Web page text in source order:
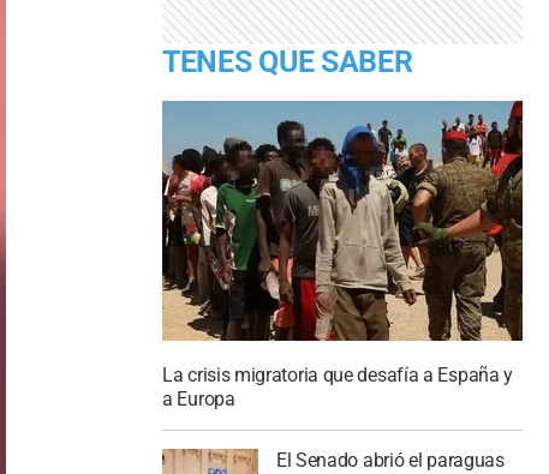
TENES QUE SABER
La crisis migratoria que desafía a España y
a Europa
El Senado abrió el paraguas